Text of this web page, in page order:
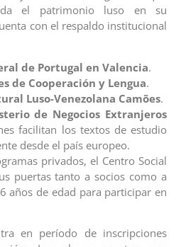
el patrimonio luso en su
con el respaldo institucional
de Portugal en Valencia.
de Cooperación y Lengua.
Luso-Venezolana Camões.
de Negocios Extranjeros
facilitan los textos de estudio
desde el país europeo.
privados, el Centro Social
puertas tanto a socios como a
años de edad para participar en
en período de inscripciones